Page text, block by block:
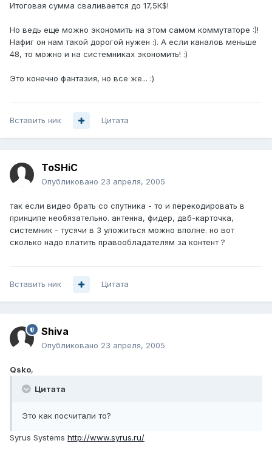
Итоговая сумма сваливается до 17,5К$!
Но ведь еще можно экономить на этом самом коммутаторе :)!
Нафиг он нам такой дорогой нужен :). А если каналов меньше
48, то можно и на системниках экономить! :)
Это конечно фантазия, но все же... :)
Вставить ник Цитата
ToSHiC
Опубликовано 23 апреля, 2005
так если видео брать со спутника - то и перекодировать в
принципе необязательно. антенна, фидер, двб-карточка,
системник - тусячи в 3 уложиться можно вполне. но вот
сколько надо платить правообладателям за контент ?
Вставить ник Цитата
Shiva
Опубликовано 23 апреля, 2005
Qsko,
Цитата
Это как посчитали то?
Syrus Systems http://www.syrus.ru/